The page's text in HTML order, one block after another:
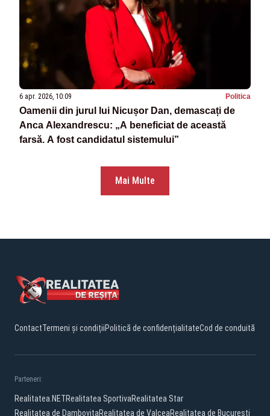
6 apr. 2026, 10:09 Politica
Oamenii din jurul lui Nicușor Dan, demascați de
Anca Alexandrescu: „A beneficiat de această
farsă. A fost candidatul sistemului”
Mai Multe
ContactTermeni și condițiiPolitică de confidențialitateCod de conduită
Parteneri:
Realitatea.NETRealitatea SportivaRealitatea Star
Realitatea de DambovitaRealitatea de ValceaRealitatea de Bucuresti